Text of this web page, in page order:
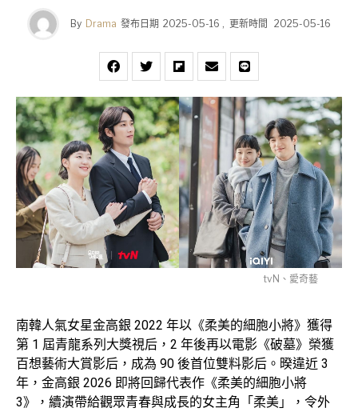
By Drama 發布日期 2025-05-16 , 更新時間 2025-05-16
tvN、愛奇藝
南韓人氣女星金高銀 2022 年以《柔美的細胞小將》獲得
第 1 屆青龍系列大獎視后，2 年後再以電影《破墓》榮獲
百想藝術大賞影后，成為 90 後首位雙料影后。暌違近 3
年，金高銀 2026 即將回歸代表作《柔美的細胞小將
3》，續演帶給觀眾青春與成長的女主角「柔美」，令外